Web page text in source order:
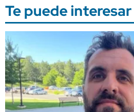
Te puede interesar